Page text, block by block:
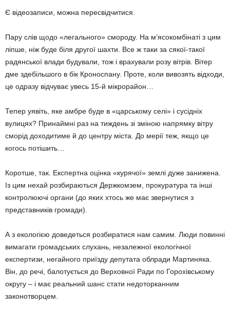
Є відеозаписи, можна пересвідчитися.
Пару слів щодо «легального» смороду. На м’ясокомбінаті з цим
ліпше, ніж буде біля другої шахти. Все ж таки за сякої-такої
радянської влади будували, тож і врахували розу вітрів. Вітер
дме здебільшого в бік Кроноспану. Проте, коли вивозять відходи,
це одразу відчуває увесь 15-й мікрорайон…
Тепер уявіть, яке амбре буде в «царському селі» і сусідніх
вулицях? Принаймні раз на тиждень зі зміною напрямку вітру
сморід доходитиме й до центру міста. До мерії теж, якщо це
когось потішить…
Коротше, так. Експертна оцінка «курячої» землі дуже занижена.
Із цим нехай розбираються Держкомзем, прокуратура та інші
контролюючі органи (до яких хтось же має звернутися з
представників громади).
А з екологією доведеться розбиратися нам самим. Люди повинні
вимагати громадських слухань, незалежної екологічної
експертизи, негайного приїзду депутата облради Мартиняка.
Він, до речі, балотується до Верховної Ради по Горохівському
округу – і має реальний шанс стати недоторканним
законотворцем.